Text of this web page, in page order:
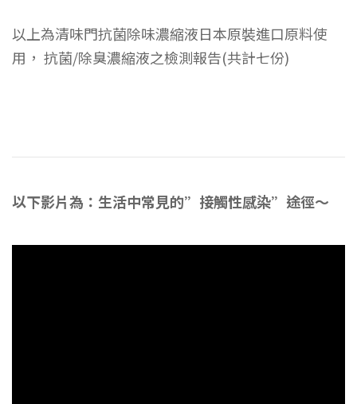
以上為清味門抗菌除味濃縮液日本原裝進口原料使
用， 抗菌/除臭濃縮液之檢測報告(共計七份)
以下影片為：生活中常見的”接觸性感染”途徑～